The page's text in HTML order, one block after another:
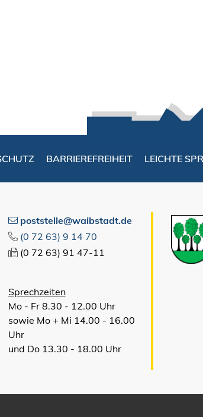
BARRIEREFREIHEIT LEICHTE
poststelle@waibstadt.de
(0 72 63) 9 14 70
(0 72 63) 91 47-11
Sprechzeiten
Mo - Fr 8.30 - 12.00 Uhr
sowie Mo + Mi 14.00 - 16.00
Uhr
und Do 13.30 - 18.00 Uhr